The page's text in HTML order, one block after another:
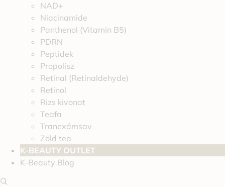
NAD+
Niacinamide
Panthenol (Vitamin B5)
PDRN
Peptidek
Propolisz
Retinal (Retinaldehyde)
Retinol
Rizs kivonat
Teafa
Tranexámsav
Zöld tea
K-BEAUTY OUTLET
K-Beauty Blog